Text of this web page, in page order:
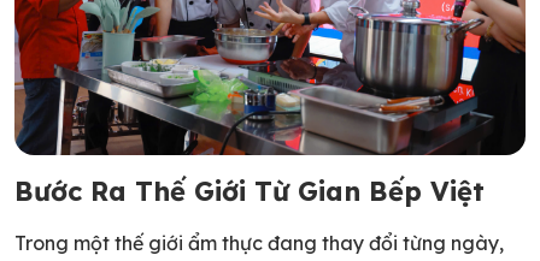
Bước Ra Thế Giới Từ Gian Bếp Việt
Trong một thế giới ẩm thực đang thay đổi từng ngày,